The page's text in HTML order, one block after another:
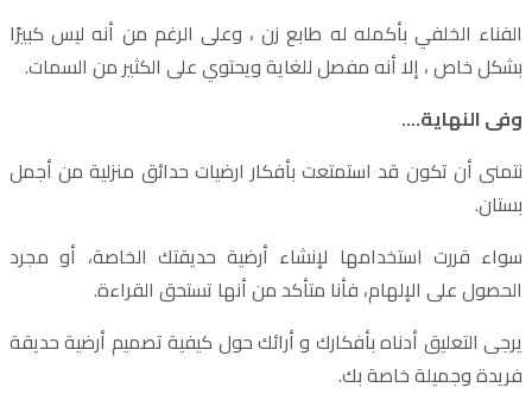
الفناء الخلفي بأكمله له طابع زن ، وعلى الرغم من أنه ليس كبيرًا
بشكل خاص ، إلا أنه مفصل للغاية ويحتوي على الكثير من السمات.
وفى النهاية….
نتمنى أن تكون قد استمتعت بأفكار ارضيات حدائق منزلية من أجمل
بستان.
سواء قررت استخدامها لإنشاء أرضية حديقتك الخاصة، أو مجرد
الحصول على الإلهام، فأنا متأكد من أنها تستحق القراءة.
يرجى التعليق أدناه بأفكارك و أرائك حول كيفية تصميم أرضية حديقة
فريدة وجميلة خاصة بك.